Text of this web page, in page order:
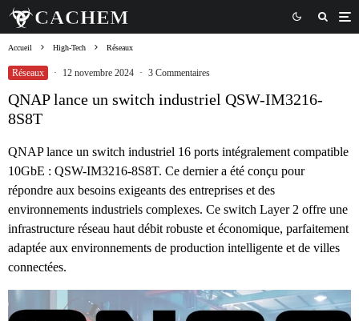
Accueil High-Tech Réseaux
Réseaux · 12 novembre 2024 · 3 Commentaires
QNAP lance un switch industriel QSW-IM3216-
8S8T
QNAP lance un switch industriel 16 ports intégralement compatible
10GbE : QSW-IM3216-8S8T. Ce dernier a été conçu pour
répondre aux besoins exigeants des entreprises et des
environnements industriels complexes. Ce switch Layer 2 offre une
infrastructure réseau haut débit robuste et économique, parfaitement
adaptée aux environnements de production intelligente et de villes
connectées.